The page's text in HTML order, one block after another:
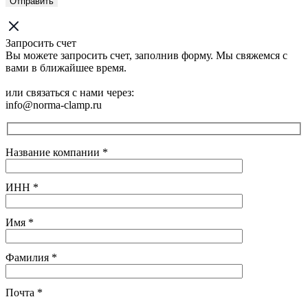
Запросить счет
Вы можете запросить счет, заполнив форму. Мы свяжемся с
вами в ближайшее время.
или связаться с нами через:
info@norma-clamp.ru
Название компании *
ИНН *
Имя *
Фамилия *
Почта *